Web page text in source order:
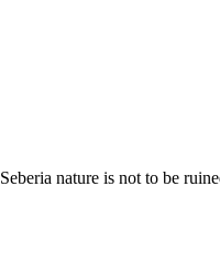
nature is not to be